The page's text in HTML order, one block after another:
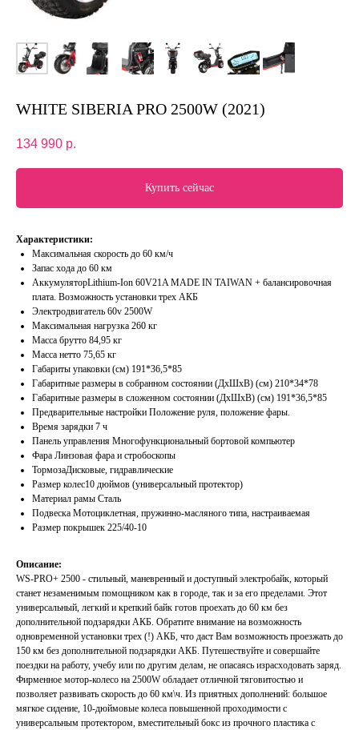
WHITE SIBERIA PRO 2500W (2021)
134 990 р.
Купить сейчас
Характеристики:
Максимальная скорость до 60 км/ч
Запас хода до 60 км
АккумуляторLithium-Ion 60V21A MADE IN TAIWAN + балансировочная
плата. Возможность установки трех АКБ
Электродвигатель 60v 2500W
Максимальная нагрузка 260 кг
Масса брутто 84,95 кг
Масса нетто 75,65 кг
Габариты упаковки (см) 191*36,5*85
Габаритные размеры в собранном состоянии (ДxШxВ) (см) 210*34*78
Габаритные размеры в сложенном состоянии (ДхШхВ) (см) 191*36,5*85
Предварительные настройки Положение руля, положение фары.
Время зарядки 7 ч
Панель управления Многофункциональный бортовой компьютер
Фара Линзовая фара и стробоскопы
ТормозаДисковые, гидравлические
Размер колес10 дюймов (универсальный протектор)
Материал рамы Сталь
Подвеска Мотоциклетная, пружинно-масляного типа, настраиваемая
Размер покрышек 225/40-10
Описание:
WS-PRO+ 2500 - стильный, маневренный и доступный электробайк, который
станет незаменимым помощником как в городе, так и за его пределами. Этот
универсальный, легкий и крепкий байк готов проехать до 60 км без
дополнительной подзарядки АКБ. Обратите внимание на возможность
одновременной установки трех (!) АКБ, что даст Вам возможность проезжать до
150 км без дополнительной подзарядки АКБ. Путешествуйте и совершайте
поездки на работу, учебу или по другим делам, не опасаясь израсходовать заряд.
Фирменное мотор-колесо на 2500W обладает отличной тяговитостью и
позволяет развивать скорость до 60 км\ч. Из приятных дополнений: большое
мягкое сидение, 10-дюймовые колеса повышенной проходимости с
универсальным протектором, вместительный бокс из прочного пластика с